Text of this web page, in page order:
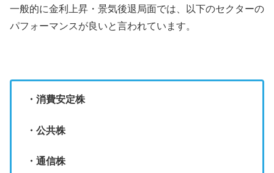
一般的に金利上昇・景気後退局面では、以下のセクターの
パフォーマンスが良いと言われています。
・消費安定株
・公共株
・通信株